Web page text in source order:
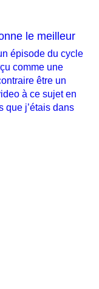
le meilleur
épisode du cycle
comme une
être un
à ce sujet en
que j’étais dans